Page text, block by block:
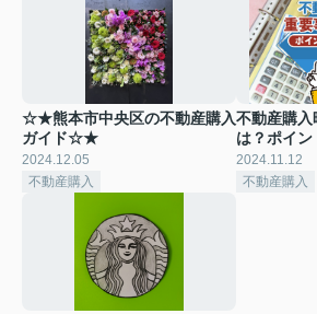
☆★熊本市中央区の不動産購入
ガイド☆★
2024.12.05
不動産購入
不動産購入
は？ポイ
2024.11.12
不動産購入